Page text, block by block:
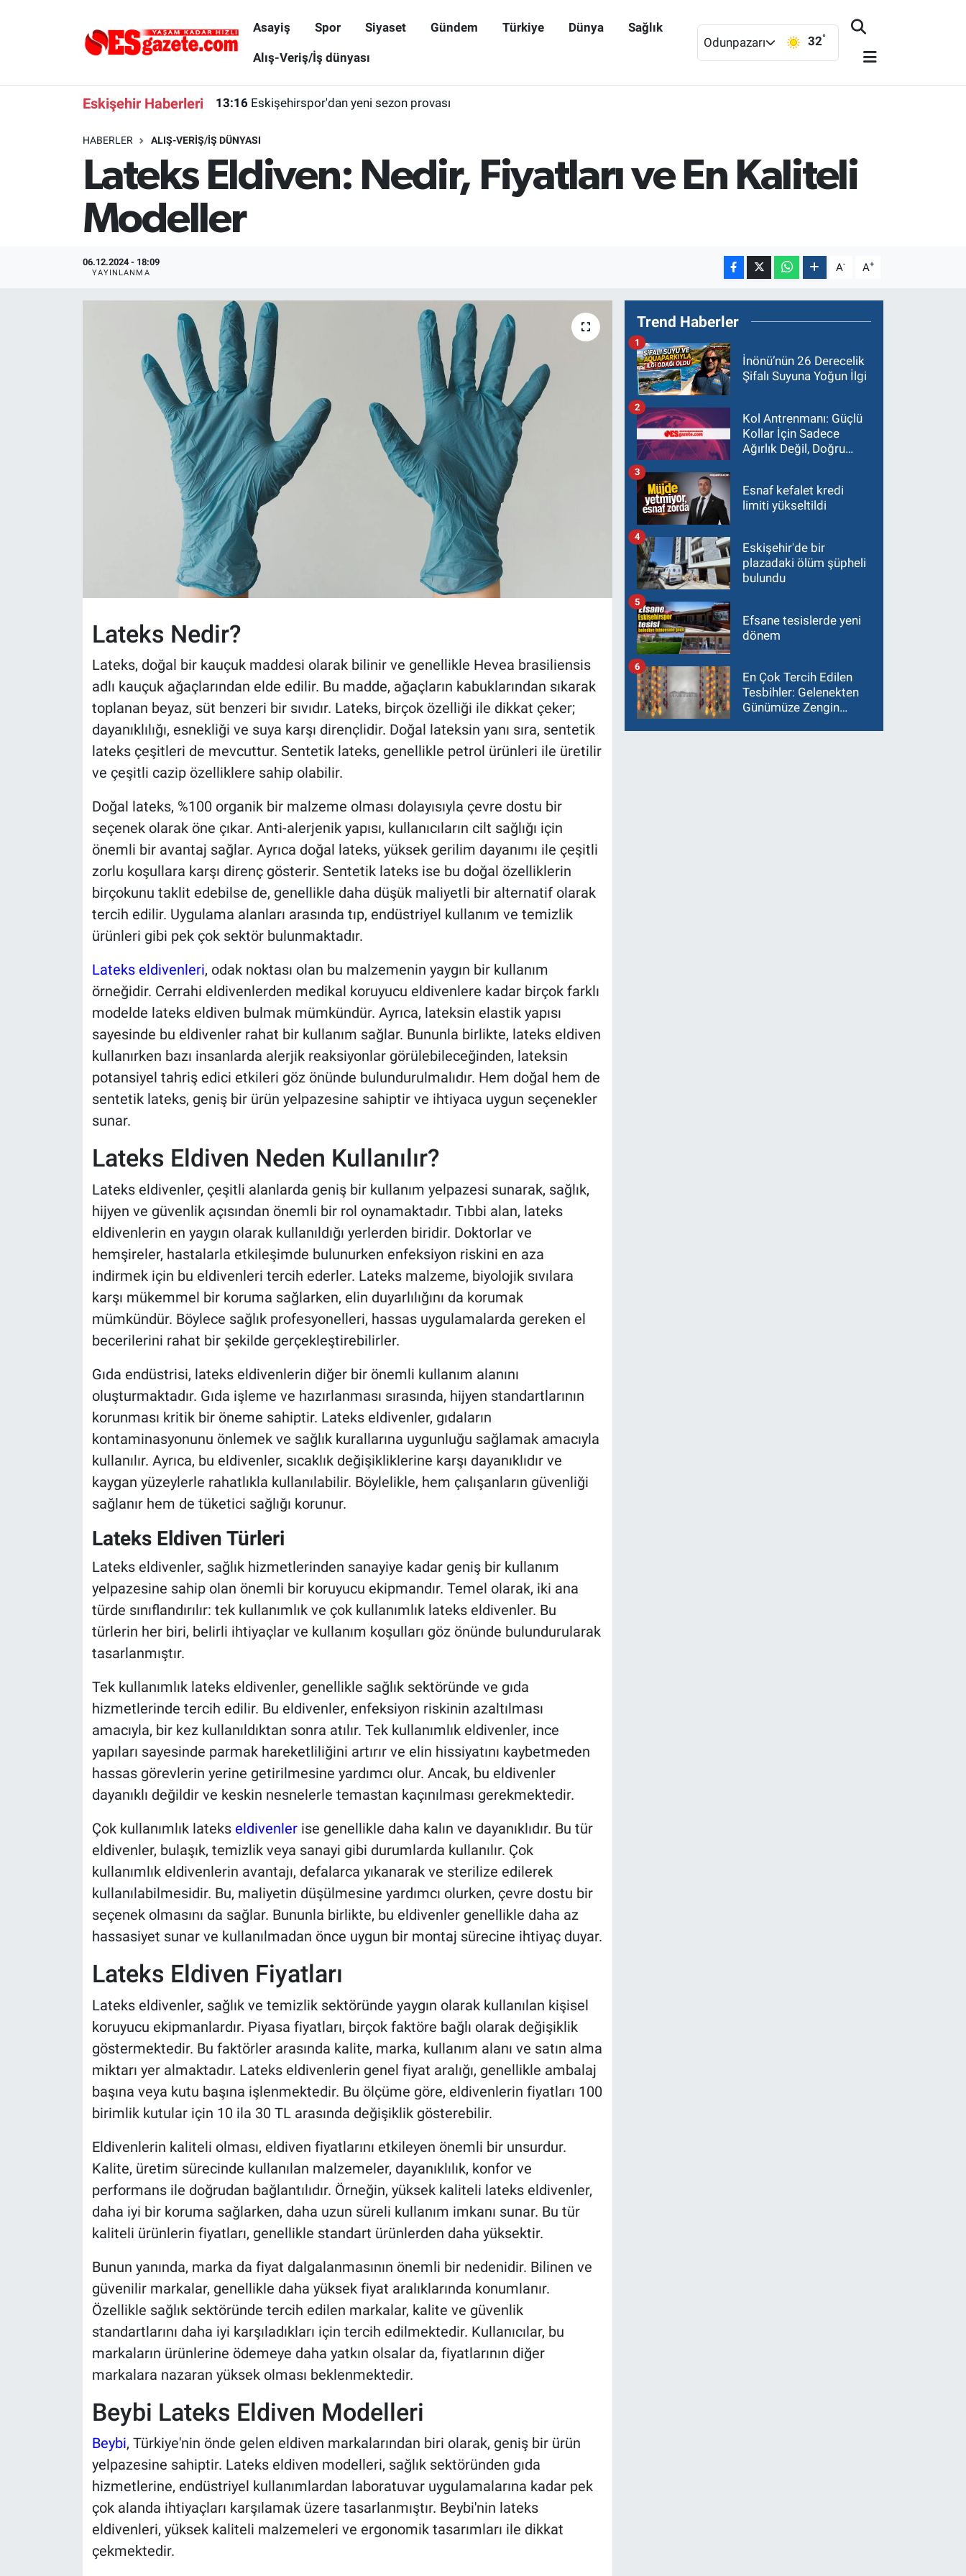
Asayiş Spor Siyaset Gündem Türkiye Dünya Sağlık
Alış-Veriş/İş dünyası
Odunpazarı 32°
Eskişehir Haberleri 13:16 Eskişehirspor'dan yeni sezon provası
HABERLER ALIŞ-VERIŞ/İŞ DÜNYASI
Lateks Eldiven: Nedir, Fiyatları ve En Kaliteli
Modeller
06.12.2024 - 18:09
YAYINLANMA A- A+
Lateks Nedir?
Lateks, doğal bir kauçuk maddesi olarak bilinir ve genellikle Hevea brasiliensis
adlı kauçuk ağaçlarından elde edilir. Bu madde, ağaçların kabuklarından sıkarak
toplanan beyaz, süt benzeri bir sıvıdır. Lateks, birçok özelliği ile dikkat çeker;
dayanıklılığı, esnekliği ve suya karşı dirençlidir. Doğal lateksin yanı sıra, sentetik
lateks çeşitleri de mevcuttur. Sentetik lateks, genellikle petrol ürünleri ile üretilir
ve çeşitli cazip özelliklere sahip olabilir.
Doğal lateks, %100 organik bir malzeme olması dolayısıyla çevre dostu bir
seçenek olarak öne çıkar. Anti-alerjenik yapısı, kullanıcıların cilt sağlığı için
önemli bir avantaj sağlar. Ayrıca doğal lateks, yüksek gerilim dayanımı ile çeşitli
zorlu koşullara karşı direnç gösterir. Sentetik lateks ise bu doğal özelliklerin
birçokunu taklit edebilse de, genellikle daha düşük maliyetli bir alternatif olarak
tercih edilir. Uygulama alanları arasında tıp, endüstriyel kullanım ve temizlik
ürünleri gibi pek çok sektör bulunmaktadır.
Lateks eldivenleri, odak noktası olan bu malzemenin yaygın bir kullanım
örneğidir. Cerrahi eldivenlerden medikal koruyucu eldivenlere kadar birçok farklı
modelde lateks eldiven bulmak mümkündür. Ayrıca, lateksin elastik yapısı
sayesinde bu eldivenler rahat bir kullanım sağlar. Bununla birlikte, lateks eldiven
kullanırken bazı insanlarda alerjik reaksiyonlar görülebileceğinden, lateksin
potansiyel tahriş edici etkileri göz önünde bulundurulmalıdır. Hem doğal hem de
sentetik lateks, geniş bir ürün yelpazesine sahiptir ve ihtiyaca uygun seçenekler
sunar.
Lateks Eldiven Neden Kullanılır?
Lateks eldivenler, çeşitli alanlarda geniş bir kullanım yelpazesi sunarak, sağlık,
hijyen ve güvenlik açısından önemli bir rol oynamaktadır. Tıbbi alan, lateks
eldivenlerin en yaygın olarak kullanıldığı yerlerden biridir. Doktorlar ve
hemşireler, hastalarla etkileşimde bulunurken enfeksiyon riskini en aza
indirmek için bu eldivenleri tercih ederler. Lateks malzeme, biyolojik sıvılara
karşı mükemmel bir koruma sağlarken, elin duyarlılığını da korumak
mümkündür. Böylece sağlık profesyonelleri, hassas uygulamalarda gereken el
becerilerini rahat bir şekilde gerçekleştirebilirler.
Gıda endüstrisi, lateks eldivenlerin diğer bir önemli kullanım alanını
oluşturmaktadır. Gıda işleme ve hazırlanması sırasında, hijyen standartlarının
korunması kritik bir öneme sahiptir. Lateks eldivenler, gıdaların
kontaminasyonunu önlemek ve sağlık kurallarına uygunluğu sağlamak amacıyla
kullanılır. Ayrıca, bu eldivenler, sıcaklık değişikliklerine karşı dayanıklıdır ve
kaygan yüzeylerle rahatlıkla kullanılabilir. Böylelikle, hem çalışanların güvenliği
sağlanır hem de tüketici sağlığı korunur.
Lateks Eldiven Türleri
Lateks eldivenler, sağlık hizmetlerinden sanayiye kadar geniş bir kullanım
yelpazesine sahip olan önemli bir koruyucu ekipmandır. Temel olarak, iki ana
türde sınıflandırılır: tek kullanımlık ve çok kullanımlık lateks eldivenler. Bu
türlerin her biri, belirli ihtiyaçlar ve kullanım koşulları göz önünde bulundurularak
tasarlanmıştır.
Tek kullanımlık lateks eldivenler, genellikle sağlık sektöründe ve gıda
hizmetlerinde tercih edilir. Bu eldivenler, enfeksiyon riskinin azaltılması
amacıyla, bir kez kullanıldıktan sonra atılır. Tek kullanımlık eldivenler, ince
yapıları sayesinde parmak hareketliliğini artırır ve elin hissiyatını kaybetmeden
hassas görevlerin yerine getirilmesine yardımcı olur. Ancak, bu eldivenler
dayanıklı değildir ve keskin nesnelerle temastan kaçınılması gerekmektedir.
Çok kullanımlık lateks eldivenlerise genellikle daha kalın ve dayanıklıdır. Bu tür
eldivenler, bulaşık, temizlik veya sanayi gibi durumlarda kullanılır. Çok
kullanımlık eldivenlerin avantajı, defalarca yıkanarak ve sterilize edilerek
kullanılabilmesidir. Bu, maliyetin düşülmesine yardımcı olurken, çevre dostu bir
seçenek olmasını da sağlar. Bununla birlikte, bu eldivenler genellikle daha az
hassasiyet sunar ve kullanılmadan önce uygun bir montaj sürecine ihtiyaç duyar.
Lateks Eldiven Fiyatları
Lateks eldivenler, sağlık ve temizlik sektöründe yaygın olarak kullanılan kişisel
koruyucu ekipmanlardır. Piyasa fiyatları, birçok faktöre bağlı olarak değişiklik
göstermektedir. Bu faktörler arasında kalite, marka, kullanım alanı ve satın alma
miktarı yer almaktadır. Lateks eldivenlerin genel fiyat aralığı, genellikle ambalaj
başına veya kutu başına işlenmektedir. Bu ölçüme göre, eldivenlerin fiyatları 100
birimlik kutular için 10 ila 30 TL arasında değişiklik gösterebilir.
Eldivenlerin kaliteli olması, eldiven fiyatlarını etkileyen önemli bir unsurdur.
Kalite, üretim sürecinde kullanılan malzemeler, dayanıklılık, konfor ve
performans ile doğrudan bağlantılıdır. Örneğin, yüksek kaliteli lateks eldivenler,
daha iyi bir koruma sağlarken, daha uzun süreli kullanım imkanı sunar. Bu tür
kaliteli ürünlerin fiyatları, genellikle standart ürünlerden daha yüksektir.
Bunun yanında, marka da fiyat dalgalanmasının önemli bir nedenidir. Bilinen ve
güvenilir markalar, genellikle daha yüksek fiyat aralıklarında konumlanır.
Özellikle sağlık sektöründe tercih edilen markalar, kalite ve güvenlik
standartlarını daha iyi karşıladıkları için tercih edilmektedir. Kullanıcılar, bu
markaların ürünlerine ödemeye daha yatkın olsalar da, fiyatlarının diğer
markalara nazaran yüksek olması beklenmektedir.
Beybi Lateks Eldiven Modelleri
Beybi, Türkiye'nin önde gelen eldiven markalarından biri olarak, geniş bir ürün
yelpazesine sahiptir. Lateks eldiven modelleri, sağlık sektöründen gıda
hizmetlerine, endüstriyel kullanımlardan laboratuvar uygulamalarına kadar pek
çok alanda ihtiyaçları karşılamak üzere tasarlanmıştır. Beybi'nin lateks
eldivenleri, yüksek kaliteli malzemeleri ve ergonomik tasarımları ile dikkat
çekmektedir.
Trend Haberler
İnönü’nün 26 Derecelik
Şifalı Suyuna Yoğun İlgi
1
Kol Antrenmanı: Güçlü
Kollar İçin Sadece
Ağırlık Değil, Doğru
2
Esnaf kefalet kredi
limiti yükseltildi
3
Eskişehir'de bir
plazadaki ölüm şüpheli
bulundu
4
Efsane tesislerde yeni
dönem
5
En Çok Tercih Edilen
Tesbihler: Gelenekten
Günümüze Zengin
6
Eskişehirspor Arşivi
Eskişehir Arşivi
Bilim ve Teknoloji
Eskişehir Nöbetçi Eczaneler
Süper Lig Puan Durumu ve Fikstür
Tüm Manşetler
Haber Arşivi